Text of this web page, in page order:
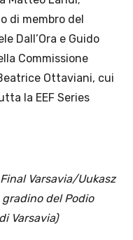
di membro del
Dall’Ora e Guido
Commissione
Ottaviani, cui
la EEF Series
Varsavia/Uukasz
gradino del Podio
Varsavia)